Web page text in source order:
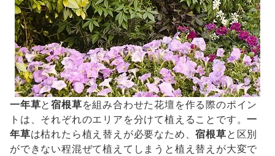
一年草と宿根草を組み合わせた花壇を作る際のポイン
トは、それぞれのエリアを分けて植えることです。一
年草は枯れたら植え替えが必要なため、宿根草と区別
ができない程混ぜて植えてしまうと植え替えが大変で